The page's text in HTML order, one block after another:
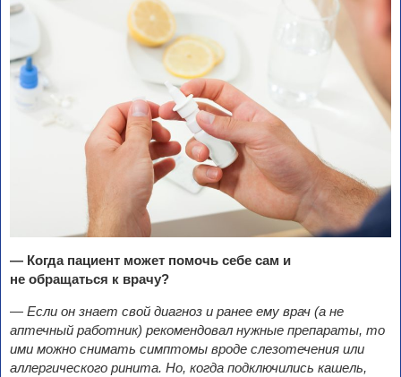
— Когда пациент может помочь себе сам и
не обращаться к врачу?
— Если он знает свой диагноз и ранее ему врач (а не
аптечный работник) рекомендовал нужные препараты, то
ими можно снимать симптомы вроде слезотечения или
аллергического ринита. Но, когда подключились кашель,